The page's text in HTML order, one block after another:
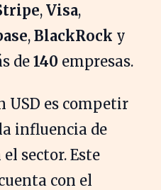
, Visa,
, BlackRock y
de 140 empresas.
USD es competir
influencia de
el sector. Este
con el